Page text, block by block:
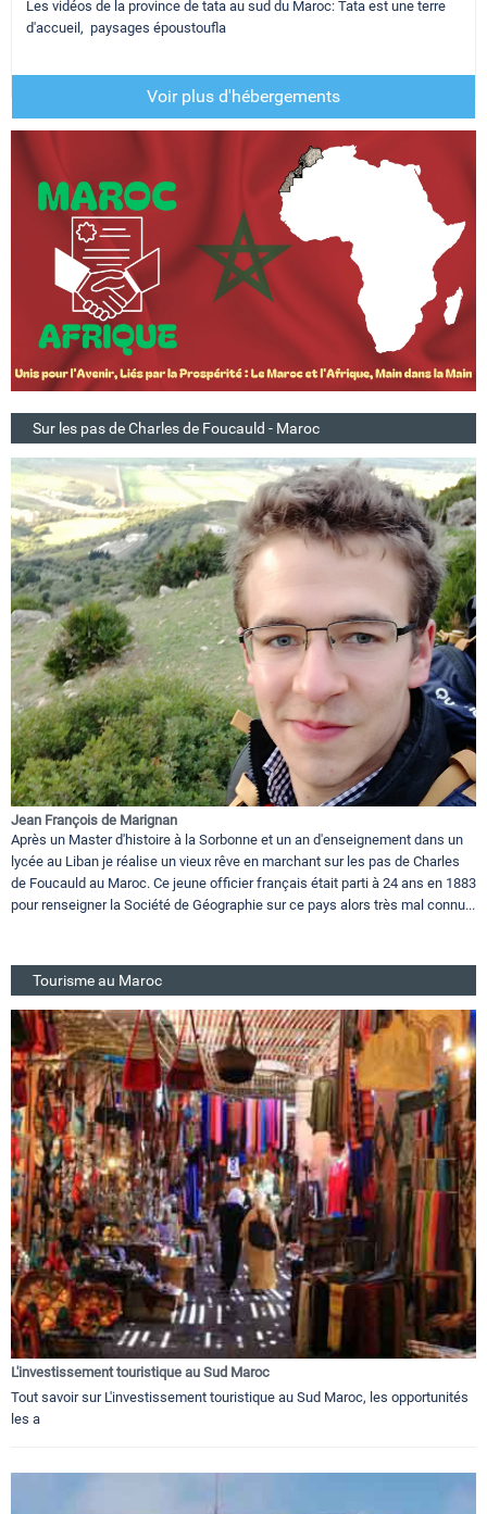
Les vidéos de la province de tata au sud du Maroc: Tata est une terre
d'accueil, paysages époustoufla
Voir plus d'hébergements
Sur les pas de Charles de Foucauld - Maroc
Jean François de Marignan
Après un Master d'histoire à la Sorbonne et un an d'enseignement dans un
lycée au Liban je réalise un vieux rêve en marchant sur les pas de Charles
de Foucauld au Maroc. Ce jeune officier français était parti à 24 ans en 1883
pour renseigner la Société de Géographie sur ce pays alors très mal connu...
Tourisme au Maroc
L'investissement touristique au Sud Maroc
Tout savoir sur L'investissement touristique au Sud Maroc, les opportunités
les a